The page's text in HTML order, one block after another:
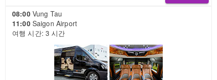
08:00Vung Tau
11:00Saigon Airport
여행 시간: 3 시간